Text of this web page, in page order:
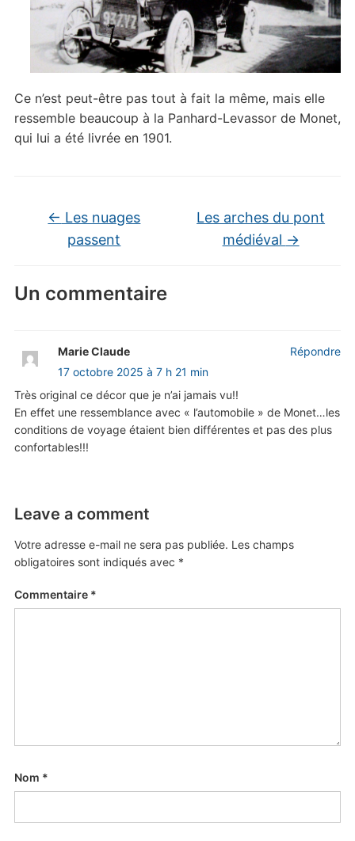
Ce n’est peut-être pas tout à fait la même, mais elle
ressemble beaucoup à la Panhard-Levassor de Monet,
qui lui a été livrée en 1901.
← Les nuages
passent
Les arches du pont
médiéval →
Un commentaire
Marie Claude
17 octobre 2025 à 7 h 21 min
Très original ce décor que je n’ai jamais vu!!
En effet une ressemblance avec « l’automobile » de Monet…les
conditions de voyage étaient bien différentes et pas des plus
confortables!!!
Répondre
Leave a comment
Votre adresse e-mail ne sera pas publiée. Les champs
obligatoires sont indiqués avec *
Commentaire *
Nom *